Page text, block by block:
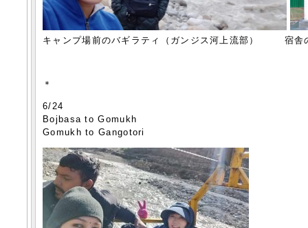
キャンプ場前のバギラティ（ガンジス河上流部） 宿舎
＊
6/24
Bojbasa to Gomukh
Gomukh to Gangotori